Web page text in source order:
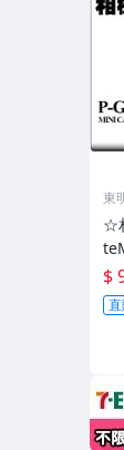
東
☆
白
用
(2)
$